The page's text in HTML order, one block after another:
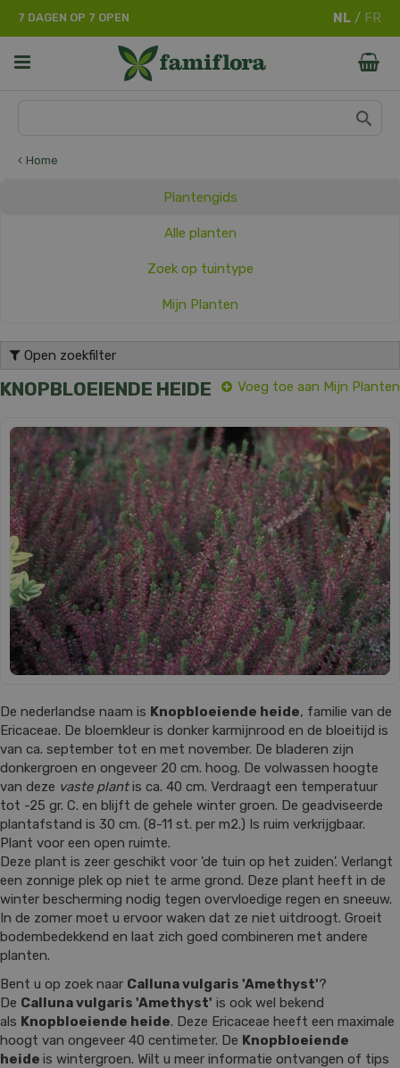
Home
7 DAGEN OP 7 OPEN
Plantengids
Alle planten
Zoek op tuintype
Mijn Planten
Open zoekfilter
KNOPBLOEIENDE HEIDE Voeg toe aan Mijn Planten
De nederlandse naam is Knopbloeiende heide, familie van de
Ericaceae. De bloemkleur is donker karmijnrood en de bloeitijd is
van ca. september tot en met november. De bladeren zijn
donkergroen en ongeveer 20 cm. hoog. De volwassen hoogte
van deze vaste plantis ca. 40 cm. Verdraagt een temperatuur
tot -25 gr. C. en blijft de gehele winter groen. De geadviseerde
plantafstand is 30 cm. (8-11 st. per m2.) Is ruim verkrijgbaar.
Plant voor een open ruimte.
Deze plant is zeer geschikt voor 'de tuin op het zuiden'. Verlangt
een zonnige plek op niet te arme grond. Deze plant heeft in de
winter bescherming nodig tegen overvloedige regen en sneeuw.
In de zomer moet u ervoor waken dat ze niet uitdroogt. Groeit
bodembedekkend en laat zich goed combineren met andere
planten.
Bent u op zoek naar Calluna vulgaris 'Amethyst'?
De Calluna vulgaris 'Amethyst' is ook wel bekend
als Knopbloeiende heide. Deze Ericaceae heeft een maximale
hoogt van ongeveer 40 centimeter. De Knopbloeiende
heide is wintergroen. Wilt u meer informatie ontvangen of tips